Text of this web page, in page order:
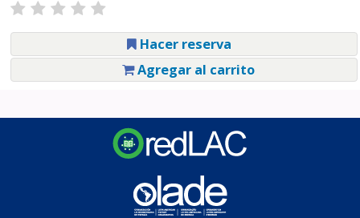
Hacer reserva
Agregar al carrito